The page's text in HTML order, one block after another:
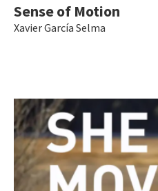
Sense of Motion
Xavier García Selma